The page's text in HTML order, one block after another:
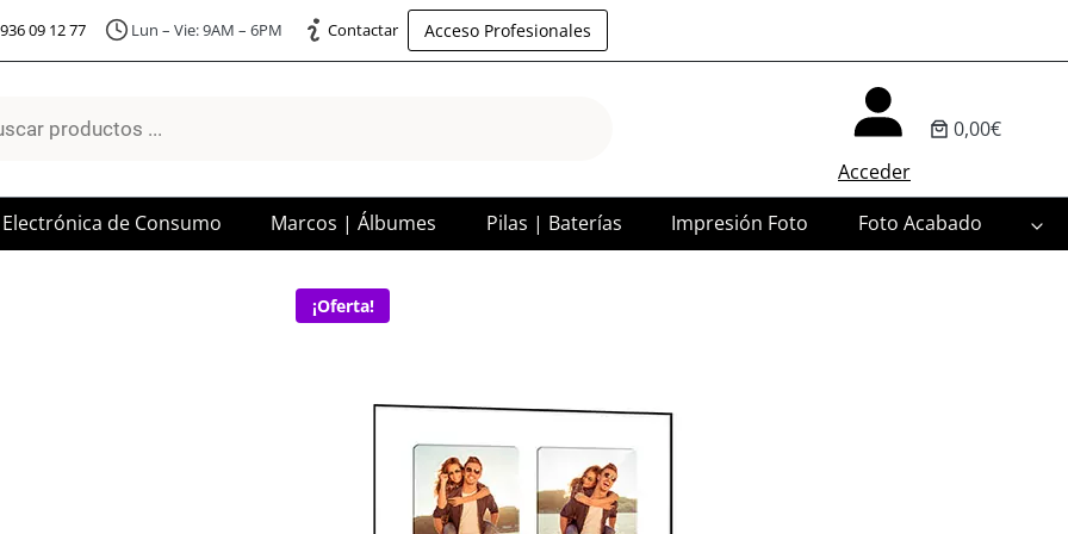
09 12 77 Lun – Vie: 9AM – 6PM Contactar Acceso Profesionales
Acceder
0,00€
Electrónica de Consumo Marcos | Álbumes Pilas | Baterías Impresión Foto Foto Acabado
¡Oferta!